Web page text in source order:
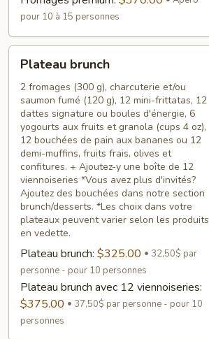
pour 10 à 15 personnes
brunch
Plateau brunch
2 fromages (300 g), charcuterie et/ou
saumon fumé (120 g), 12 mini-frittatas, 12
dattes signature ou boules d'énergie, 6
yogourts aux fruits et granola (cups 4 oz),
12 bouchées de pain aux bananes ou 12
demi-muffins, fruits frais, olives et
confitures. + Ajoutez-y une boîte de 12
viennoiseries *Vous avez plus d'invités?
Ajoutez des bouchées dans notre section
brunch/desserts. *Les choix dans votre
plateaux peuvent varier selon les produits
en vedette.
Plateau brunch: $325.00
32,50$ par
personne - pour 10 personnes
Plateau brunch avec 12 viennoiseries:
$375.00
37,50$ par personne - pour 10
personnes